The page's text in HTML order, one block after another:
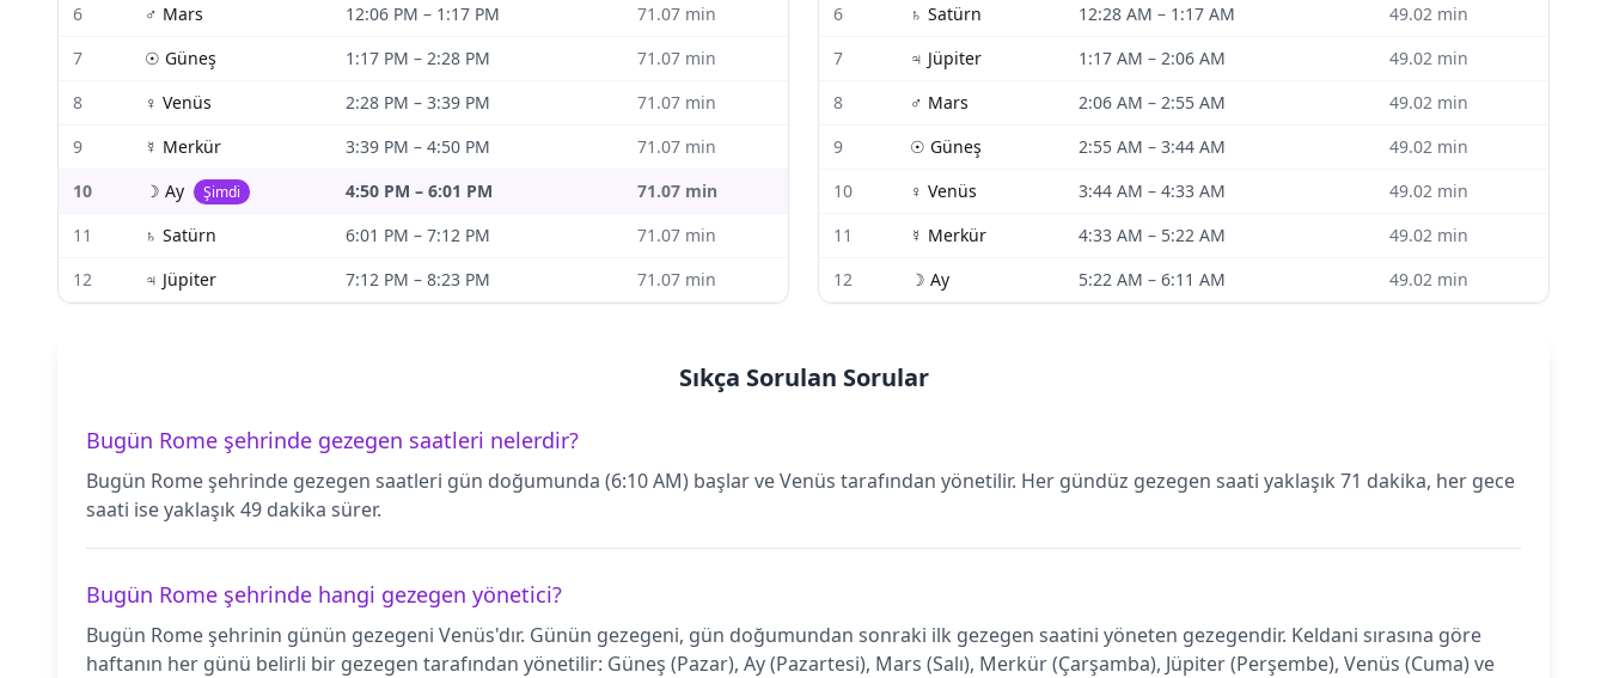
6
♂ Mars 12:06 PM – 1:17 PM 71.07 min
7
☉ Güneş 1:17 PM – 2:28 PM 71.07 min
8
♀ Venüs 2:28 PM – 3:39 PM 71.07 min
9
☿ Merkür 3:39 PM – 4:50 PM 71.07 min
10
☽ Ay Şimdi 4:50 PM – 6:01 PM 71.07 min
11
♄ Satürn 6:01 PM – 7:12 PM 71.07 min
12
♃ Jüpiter 7:12 PM – 8:23 PM 71.07 min
6
♄ Satürn 12:28 AM – 1:17 AM 49.02 min
7
♃ Jüpiter 1:17 AM – 2:06 AM 49.02 min
8
♂ Mars 2:06 AM – 2:55 AM 49.02 min
9
☉ Güneş 2:55 AM – 3:44 AM 49.02 min
10
♀ Venüs 3:44 AM – 4:33 AM 49.02 min
11
☿ Merkür 4:33 AM – 5:22 AM 49.02 min
12
☽ Ay 5:22 AM – 6:11 AM 49.02 min
Sıkça Sorulan Sorular
Bugün Rome şehrinde gezegen saatleri nelerdir?
Bugün Rome şehrinde gezegen saatleri gün doğumunda (6:10 AM) başlar ve Venüs tarafından yönetilir. Her gündüz gezegen saati yaklaşık 71 dakika, her gece
saati ise yaklaşık 49 dakika sürer.
Bugün Rome şehrinde hangi gezegen yönetici?
Bugün Rome şehrinin günün gezegeni Venüs'dır. Günün gezegeni, gün doğumundan sonraki ilk gezegen saatini yöneten gezegendir. Keldani sırasına göre
haftanın her günü belirli bir gezegen tarafından yönetilir: Güneş (Pazar), Ay (Pazartesi), Mars (Salı), Merkür (Çarşamba), Jüpiter (Perşembe), Venüs (Cuma) ve